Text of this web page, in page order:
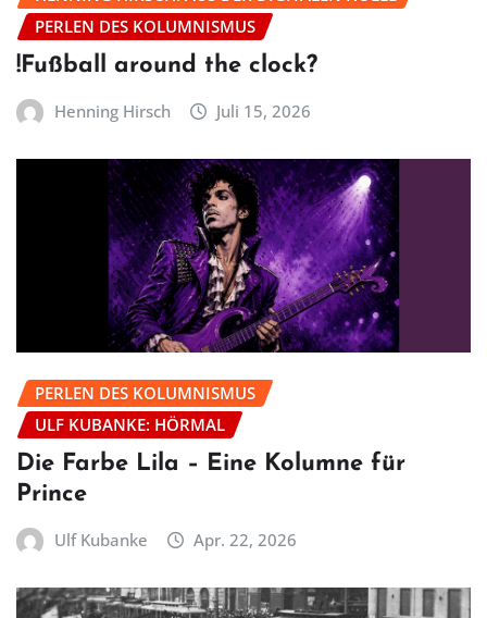
PERLEN DES KOLUMNISMUS
!Fußball around the clock?
Henning Hirsch Juli 15, 2026
PERLEN DES KOLUMNISMUS
ULF KUBANKE: HÖRMAL
Die Farbe Lila – Eine Kolumne für
Prince
Ulf Kubanke Apr. 22, 2026